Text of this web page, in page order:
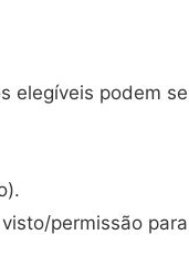
elegíveis podem
permissão para